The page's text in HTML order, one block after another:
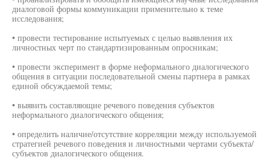
диалоговой формы коммуникации применительно к теме
исследования;
• провести тестирование испытуемых с целью выявления их
личностных черт по стандартизированным опросникам;
• провести эксперимент в форме неформального диалогического
общения в ситуации последовательной смены партнера в рамках
единой обсуждаемой темы;
• выявить составляющие речевого поведения субъектов
неформального диалогического общения;
• определить наличие/отсутствие корреляции между используемой
стратегией речевого поведения и личностными чертами субъекта/
субъектов диалогического общения.